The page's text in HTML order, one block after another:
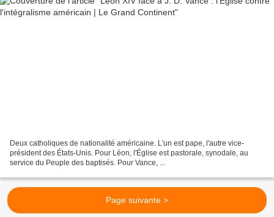
Deux catholiques de nationalité américaine. L'un est pape, l'autre vice-
président des États-Unis. Pour Léon, l'Église est pastorale, synodale, au
service du Peuple des baptisés. Pour Vance, ...
Page suivante >